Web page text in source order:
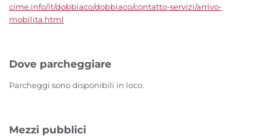
cime.info/it/dobbiaco/dobbiaco/contatto-servizi/arrivo-
mobilita.html
Dove parcheggiare
Parcheggi sono disponibili in loco.
Mezzi pubblici